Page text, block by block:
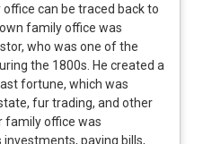
can be traced back to
family office was
who was one of the
the 1800s. He created a
fortune, which was
fur trading, and other
family office was
paying bills,